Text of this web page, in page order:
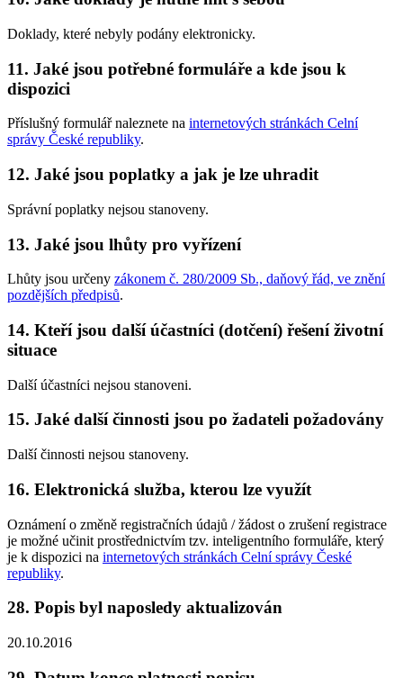
Doklady, které nebyly podány elektronicky.
11. Jaké jsou potřebné formuláře a kde jsou k
dispozici
Příslušný formulář naleznete na internetových stránkách Celní
správy České republiky.
12. Jaké jsou poplatky a jak je lze uhradit
Správní poplatky nejsou stanoveny.
13. Jaké jsou lhůty pro vyřízení
Lhůty jsou určeny zákonem č. 280/2009 Sb., daňový řád, ve znění
pozdějších předpisů.
14. Kteří jsou další účastníci (dotčení) řešení životní
situace
Další účastníci nejsou stanoveni.
15. Jaké další činnosti jsou po žadateli požadovány
Další činnosti nejsou stanoveny.
16. Elektronická služba, kterou lze využít
Oznámení o změně registračních údajů / žádost o zrušení registrace
je možné učinit prostřednictvím tzv. inteligentního formuláře, který
je k dispozici na internetových stránkách Celní správy České
republiky.
28. Popis byl naposledy aktualizován
20.10.2016